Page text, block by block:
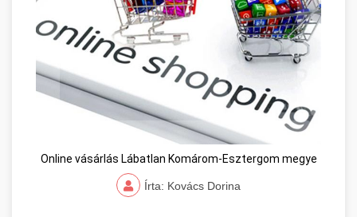
Online vásárlás Lábatlan Komárom-Esztergom megye
Írta: Kovács Dorina